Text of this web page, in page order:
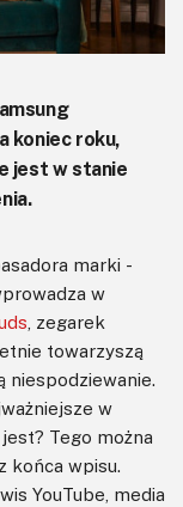
koniec roku,
jest w stanie
marki -
w
, zegarek
towarzyszą
niespodziewanie.
w
Tego można
końca wpisu.
YouTube, media